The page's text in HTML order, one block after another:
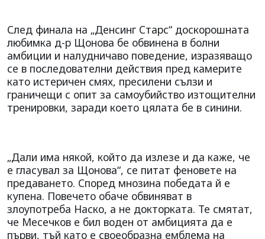
След финала на „Денсинг Старс“ доскорошната
любимка д-р Щонова бе обвинена в болни
амбиции и налудничаво поведение, изразяващо
се в последователни действия пред камерите
като истеричен смях, пресилени сълзи и
граничещи с опит за самоубийство изтощителни
тренировки, заради което цялата бе в синини.
„Дали има някой, който да излезе и да каже, че
е гласувал за Щонова“, се питат феновете на
предаването. Според мнозина победата й е
купена. Повечето обаче обвиняват в
злоупотреба Наско, а не докторката. Те смятат,
че Месечков е бил воден от амбицията да е
първи, тъй като е своеобразна емблема на